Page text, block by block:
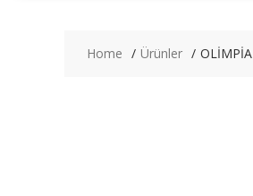
Home Ürünler OLİMPİA